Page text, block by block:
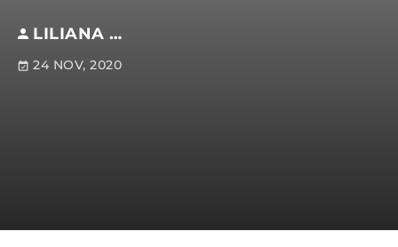
LILIANA BRETÓN
24 NOV, 2020